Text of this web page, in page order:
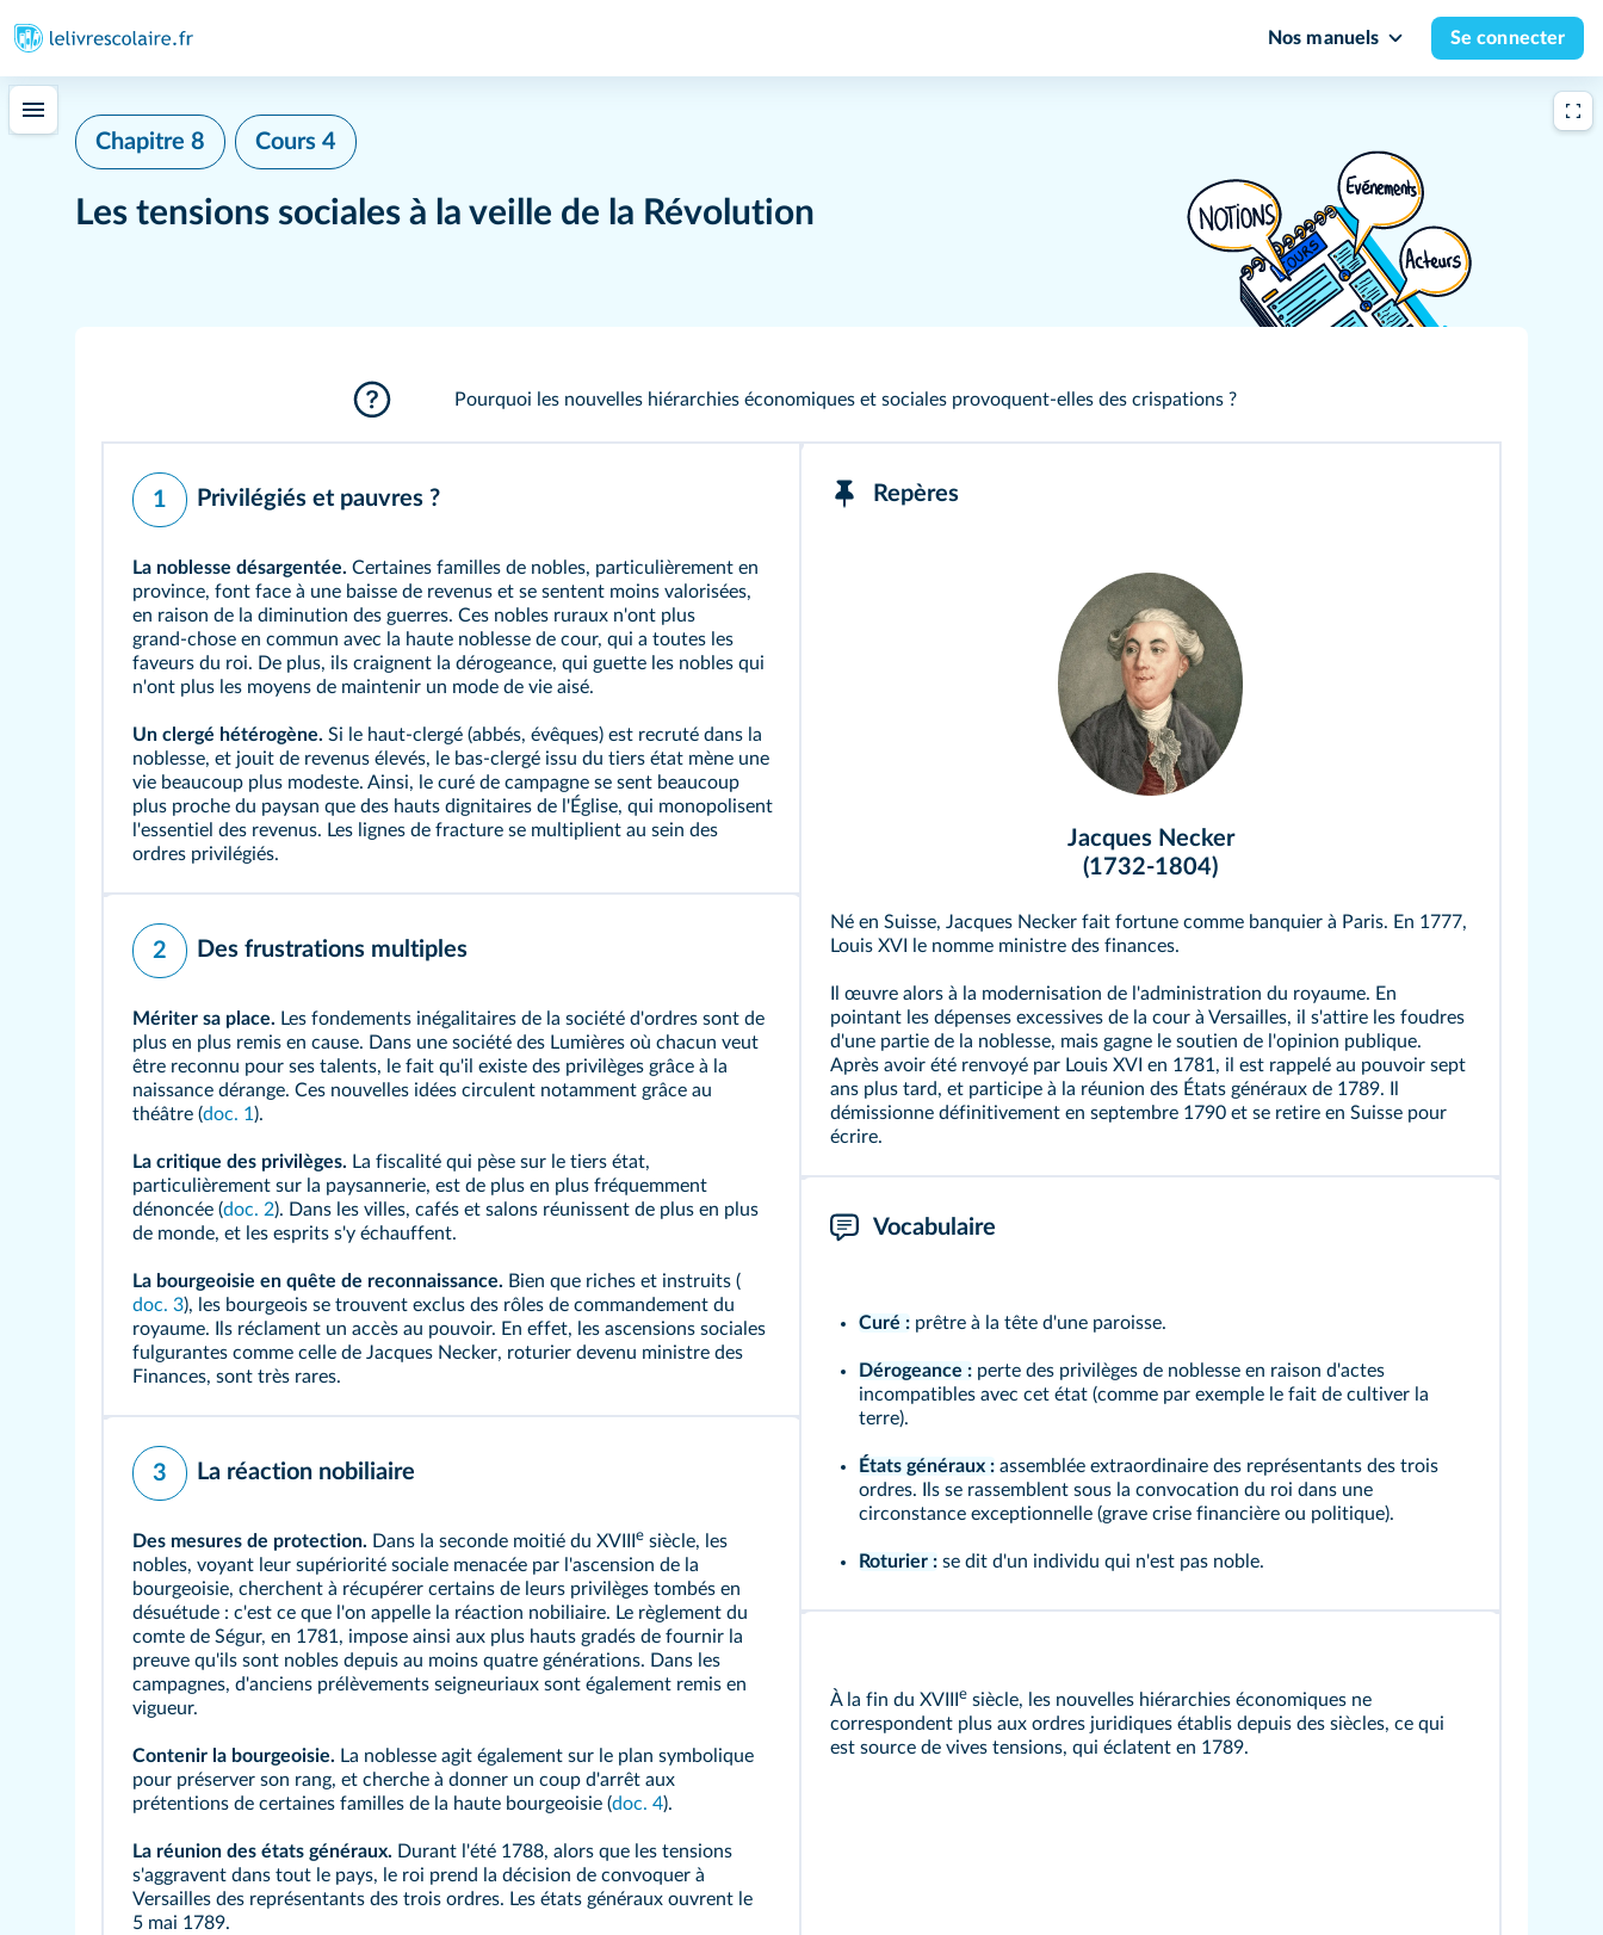
Nos manuels Se connecter
Chapitre 8 Cours 4
Les tensions sociales à la veille de la Révolution
Pourquoi les nouvelles hiérarchies économiques et sociales provoquent‑elles des crispations ?
1 Privilégiés et pauvres ?
La noblesse désargentée. Certaines familles de nobles, particulièrement en
province, font face à une baisse de revenus et se sentent moins valorisées,
en raison de la diminution des guerres. Ces nobles ruraux n'ont plus
grand‑chose en commun avec la haute noblesse de cour, qui a toutes les
faveurs du roi. De plus, ils craignent la dérogeance, qui guette les nobles qui
n'ont plus les moyens de maintenir un mode de vie aisé.
Un clergé hétérogène. Si le haut‑clergé (abbés, évêques) est recruté dans la
noblesse, et jouit de revenus élevés, le bas‑clergé issu du tiers état mène une
vie beaucoup plus modeste. Ainsi, le curé de campagne se sent beaucoup
plus proche du paysan que des hauts dignitaires de l'Église, qui monopolisent
l'essentiel des revenus. Les lignes de fracture se multiplient au sein des
ordres privilégiés.
2 Des frustrations multiples
Mériter sa place. Les fondements inégalitaires de la société d'ordres sont de
plus en plus remis en cause. Dans une société des Lumières où chacun veut
être reconnu pour ses talents, le fait qu'il existe des privilèges grâce à la
naissance dérange. Ces nouvelles idées circulent notamment grâce au
théâtre (doc. 1).
La critique des privilèges. La fiscalité qui pèse sur le tiers état,
particulièrement sur la paysannerie, est de plus en plus fréquemment
dénoncée (doc. 2). Dans les villes, cafés et salons réunissent de plus en plus
de monde, et les esprits s'y échauffent.
La bourgeoisie en quête de reconnaissance. Bien que riches et instruits (
doc. 3), les bourgeois se trouvent exclus des rôles de commandement du
royaume. Ils réclament un accès au pouvoir. En effet, les ascensions sociales
fulgurantes comme celle de Jacques Necker, roturier devenu ministre des
Finances, sont très rares.
3 La réaction nobiliaire
Des mesures de protection. Dans la seconde moitié du XVIII e siècle, les
nobles, voyant leur supériorité sociale menacée par l'ascension de la
bourgeoisie, cherchent à récupérer certains de leurs privilèges tombés en
désuétude : c'est ce que l'on appelle la réaction nobiliaire. Le règlement du
comte de Ségur, en 1781, impose ainsi aux plus hauts gradés de fournir la
preuve qu'ils sont nobles depuis au moins quatre générations. Dans les
campagnes, d'anciens prélèvements seigneuriaux sont également remis en
vigueur.
Contenir la bourgeoisie. La noblesse agit également sur le plan symbolique
pour préserver son rang, et cherche à donner un coup d'arrêt aux
prétentions de certaines familles de la haute bourgeoisie (doc. 4).
La réunion des états généraux. Durant l'été 1788, alors que les tensions
s'aggravent dans tout le pays, le roi prend la décision de convoquer à
Versailles des représentants des trois ordres. Les états généraux ouvrent le
5 mai 1789.
Repères
Jacques Necker
(1732-1804)
Né en Suisse, Jacques Necker fait fortune comme banquier à Paris. En 1777,
Louis XVI le nomme ministre des finances.
Il œuvre alors à la modernisation de l'administration du royaume. En
pointant les dépenses excessives de la cour à Versailles, il s'attire les foudres
d'une partie de la noblesse, mais gagne le soutien de l'opinion publique.
Après avoir été renvoyé par Louis XVI en 1781, il est rappelé au pouvoir sept
ans plus tard, et participe à la réunion des États généraux de 1789. Il
démissionne définitivement en septembre 1790 et se retire en Suisse pour
écrire.
Vocabulaire
Curé : prêtre à la tête d'une paroisse.
Dérogeance : perte des privilèges de noblesse en raison d'actes
incompatibles avec cet état (comme par exemple le fait de cultiver la
terre).
États généraux : assemblée extraordinaire des représentants des trois
ordres. Ils se rassemblent sous la convocation du roi dans une
circonstance exceptionnelle (grave crise financière ou politique).
Roturier : se dit d'un individu qui n'est pas noble.
À la fin du XVIII e siècle, les nouvelles hiérarchies économiques ne
correspondent plus aux ordres juridiques établis depuis des siècles, ce qui
est source de vives tensions, qui éclatent en 1789.